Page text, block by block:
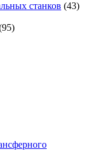
станков (43)